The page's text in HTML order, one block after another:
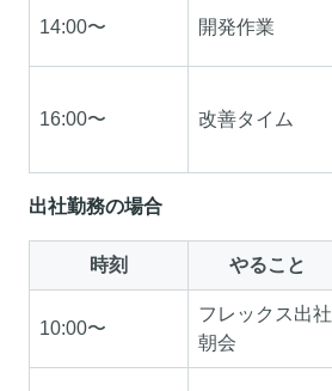
14:00〜 開発作業
16:00〜 改善タイム
出社勤務の場合
時刻 やること
10:00〜
フレックス出社
朝会